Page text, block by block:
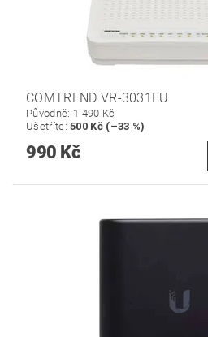
COMTREND VR-3031EU
Původně: 1 490 Kč
Ušetříte:500 Kč (–33 %)
990 Kč